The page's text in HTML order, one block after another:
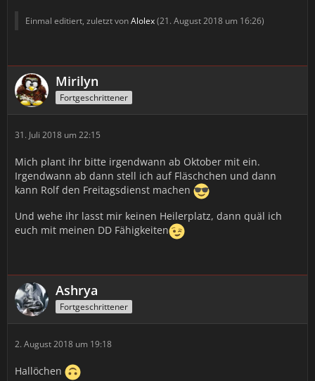
Einmal editiert, zuletzt vonAlolex(21. August 2018 um 16:26)
Mirilyn
Fortgeschrittener
31. Juli 2018 um 22:15
Mich plant ihr bitte irgendwann ab Oktober mit ein.
Irgendwann ab dann stell ich auf Fläschchen und dann
kann Rolf den Freitagsdienst machen
Und wehe ihr lasst mir keinen Heilerplatz, dann quäl ich
euch mit meinen DD Fähigkeiten
Ashrya
Fortgeschrittener
2. August 2018 um 19:18
Hallöchen